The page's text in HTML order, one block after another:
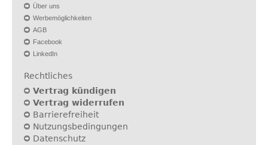
Über uns
Werbemöglichkeiten
AGB
Facebook
LinkedIn
Rechtliches
Vertrag kündigen
Vertrag widerrufen
Barrierefreiheit
Nutzungsbedingungen
Datenschutz